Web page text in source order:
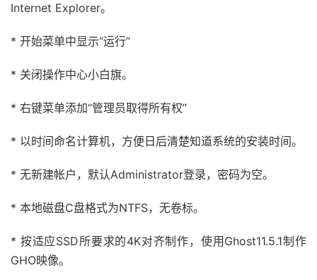
Internet Explorer。
* 开始菜单中显示“运行”
* 关闭操作中心小白旗。
* 右键菜单添加“管理员取得所有权”
* 以时间命名计算机，方便日后清楚知道系统的安装时间。
* 无新建帐户，默认Administrator登录，密码为空。
* 本地磁盘C盘格式为NTFS，无卷标。
* 按适应SSD所要求的4K对齐制作，使用Ghost11.5.1制作
GHO映像。